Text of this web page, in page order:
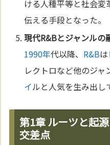
ける人種平等と社会変
伝える手段となった。
現代R&Bとジャンルの
1990年代以降、 R&Bは
レクトロなど他のジ
イルと人気を生み出し
第1章 ルーツと起
交差点